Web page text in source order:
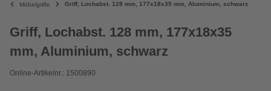
Möbelgriffe Griff, Lochabst. 128 mm, 177x18x35 mm, Aluminium, schwarz
Griff, Lochabst. 128 mm, 177x18x35
mm, Aluminium, schwarz
Online-Artikelnr.: 1500890